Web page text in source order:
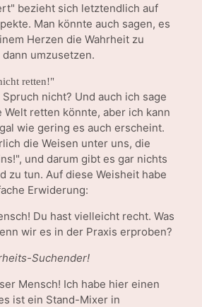
bezieht sich letztendlich auf
Man könnte auch sagen, es
Herzen die Wahrheit zu
umzusetzen.
retten!"
nicht? Und auch ich sage
Welt retten könnte, aber ich kann
wie gering es auch erscheint.
die Weisen unter uns, die
und darum gibt es gar nichts
zu tun. Auf diese Weisheit habe
Erwiderung:
Du hast vielleicht recht. Was
wir es in der Praxis erproben?
Suchender!
Mensch! Ich habe hier einen
ist ein Stand-Mixer in